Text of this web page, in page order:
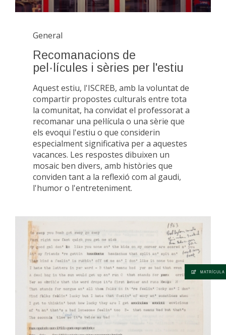
MATRÍCULA
General
Recomanacions de
pel·lícules i sèries per l'estiu
Aquest estiu, l'ISCREB, amb la voluntat de
compartir propostes culturals entre tota
la comunitat, ha convidat el professorat a
recomanar una pel·lícula o una sèrie que
els evoqui l'estiu o que considerin
especialment significativa per a aquestes
vacances. Les respostes dibuixen un
mosaic ben divers, amb històries que
conviden tant a la reflexió com al gaudi,
l'humor o l'entreteniment.